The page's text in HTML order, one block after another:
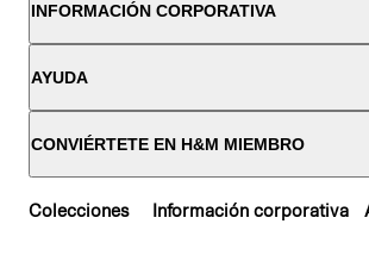
INFORMACIÓN CORPORATIVA
AYUDA
CONVIÉRTETE EN H&M MIEMBRO
Colecciones Información corporativa